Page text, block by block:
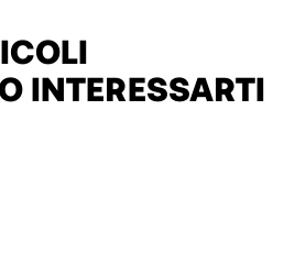
INTERESSARTI